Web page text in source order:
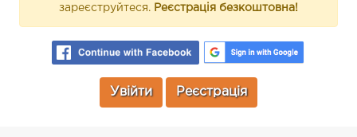
зареєструйтеся. Реєстрація безкоштовна!
Увійти Реєстрація